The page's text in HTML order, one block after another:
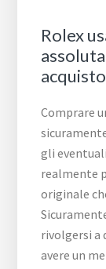
Rolex
Comprare
gli
realmente
originale
rivolgersi a
avere un